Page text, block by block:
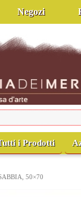
Negozi
i Prodotti
50×70